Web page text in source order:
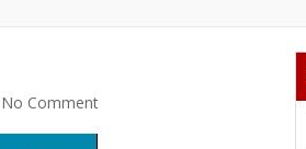
No Comment